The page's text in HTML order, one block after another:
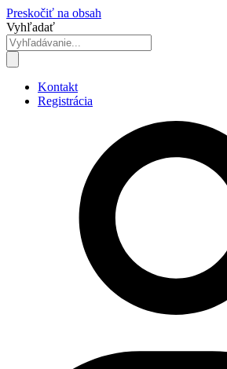
Preskočiť na obsah
Vyhľadať
Kontakt
Registrácia